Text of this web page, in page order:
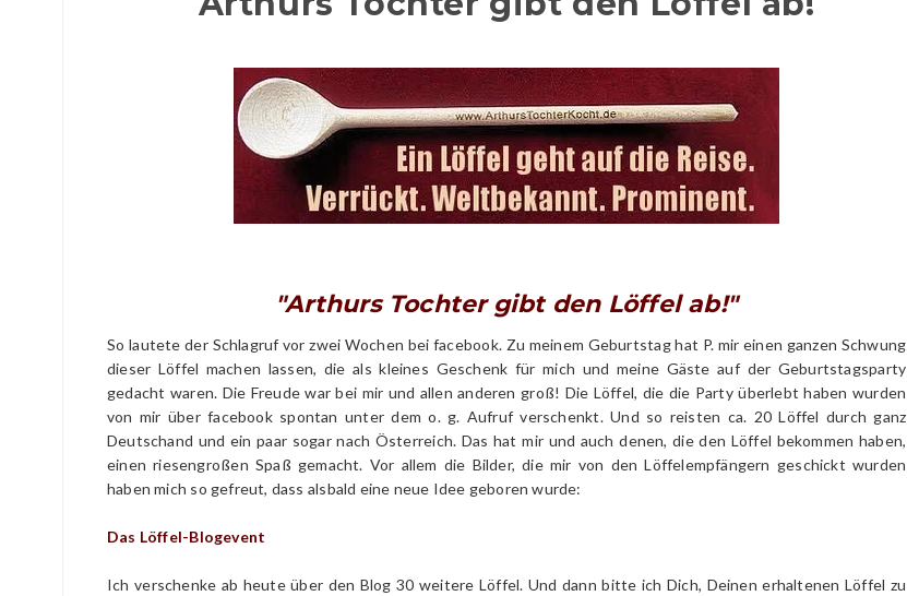
"Arthurs Tochter gibt den Löffel ab!"
So lautete der Schlagruf vor zwei Wochen bei facebook. Zu meinem Geburtstag hat P. mir einen ganzen Schwung
dieser Löffel machen lassen, die als kleines Geschenk für mich und meine Gäste auf der Geburtstagsparty
gedacht waren. Die Freude war bei mir und allen anderen groß! Die Löffel, die die Party überlebt haben wurden
von mir über facebook spontan unter dem o. g. Aufruf verschenkt. Und so reisten ca. 20 Löffel durch ganz
Deutschand und ein paar sogar nach Österreich. Das hat mir und auch denen, die den Löffel bekommen haben,
einen riesengroßen Spaß gemacht. Vor allem die Bilder, die mir von den Löffelempfängern geschickt wurden
haben mich so gefreut, dass alsbald eine neue Idee geboren wurde:
Das Löffel-Blogevent
Ich verschenke ab heute über den Blog 30 weitere Löffel. Und dann bitte ich Dich, Deinen erhaltenen Löffel zu